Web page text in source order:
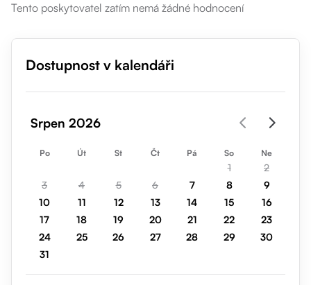
Tento poskytovatel zatím nemá žádné hodnocení
Dostupnost v kalendáři
Srpen 2026
Po Út St Čt Pá So Ne
1
2
3
4 5 6 7 8
9
10
11 12 13 14 15
16
17
18 19 20 21 22
23
24
25 26 27 28 29
30
31